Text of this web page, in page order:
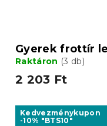
Gyerek frottír
Raktáron (3 db)
2 203 Ft
Kedvezménykupon
-10% "BTS10"